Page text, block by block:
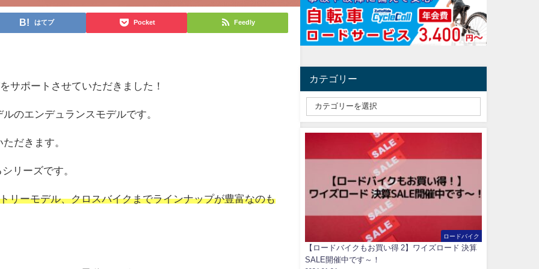
はてブ Pocket Feedly
サポートさせていただきました！
ルのエンデュランスモデルです。
だきます。
リーズです。
リーモデル、クロスバイクまでラインナップが豊富なのも
カテゴリー
ロードバイク
【ロードバイクもお買い得 2】ワイズロード 決算
SALE開催中です～！